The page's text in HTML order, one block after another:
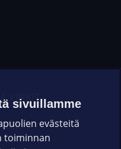
VINKIT
sivuillamme
evästeitä
toiminnan